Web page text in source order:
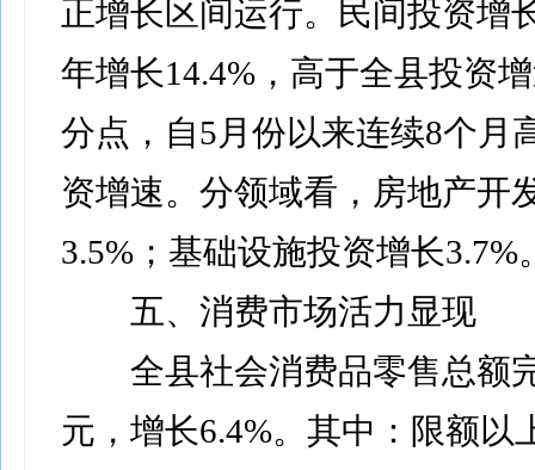
正增长区间运行。民间投资增
年增长14.4%，高于全县投资
分点，自5月份以来连续8个月
资增速。分领域看，房地产开
3.5%；基础设施投资增长3.7%
五、消费市场活力显现
全县社会消费品零售总额
元，增长6.4%。其中：限额以